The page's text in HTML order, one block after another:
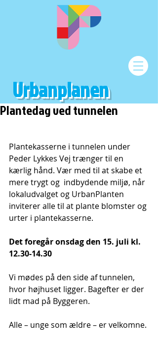
Urbanplanen
Plantedag ved tunnelen
Plantekasserne i tunnelen under
Peder Lykkes Vej trænger til en
kærlig hånd. Vær med til at skabe et
mere trygt og  indbydende miljø, når
lokaludvalget og UrbanPlanten
inviterer alle til at plante blomster og
urter i plantekasserne.
Det foregår onsdag den 15. juli kl.
12.30-14.30
Vi mødes på den side af tunnelen,
hvor højhuset ligger. Bagefter er der
lidt mad på Byggeren.
Alle – unge som ældre – er velkomne.